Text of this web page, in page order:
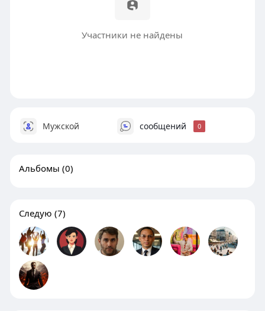
Участники не найдены
Мужской сообщений 0
Альбомы (0)
Следую (7)